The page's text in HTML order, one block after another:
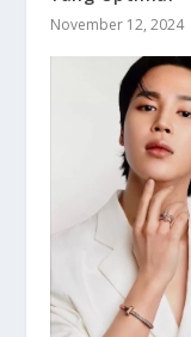
November 12, 2024